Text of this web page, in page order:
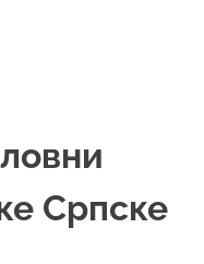
Српске